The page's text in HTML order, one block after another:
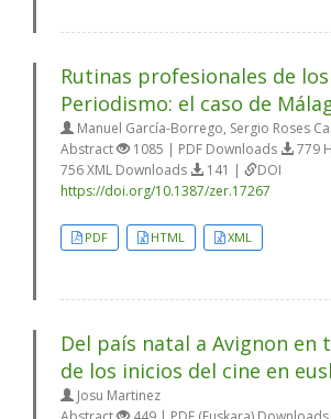
Rutinas profesionales de
Periodismo: el caso de
Manuel García-Borrego, Sergio Roses
Abstract
1085 | PDF Downloads
779
756 XML Downloads
141 |
DOI
https://doi.org/10.1387/zer.17267
PDF HTML XML
Del país natal a Avignon en
de los inicios del cine en
Josu Martinez